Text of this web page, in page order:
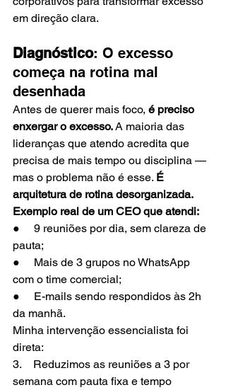
em direção clara.
Diagnóstico: O excesso
começa na rotina mal
desenhada
Antes de querer mais foco, é preciso
enxergar o excesso. A maioria das
lideranças que atendo acredita que
precisa de mais tempo ou disciplina —
mas o problema não é esse. É
arquitetura de rotina desorganizada.
Exemplo real de um CEO que atendi:
●     9 reuniões por dia, sem clareza de
pauta;
●     Mais de 3 grupos no WhatsApp
com o time comercial;
●     E-mails sendo respondidos às 2h
da manhã.
Minha intervenção essencialista foi
direta:
3.    Reduzimos as reuniões a 3 por
semana com pauta fixa e tempo